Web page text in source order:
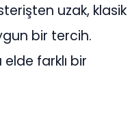
uzak, klasik
bir tercih.
farklı bir